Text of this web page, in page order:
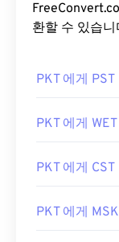
환할 수 있습니
PKT 에게 PST
PKT 에게 WET
PKT 에게 CST
PKT 에게 MSK